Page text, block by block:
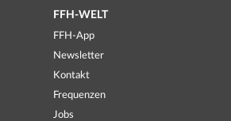
FFH-WELT
FFH-App
Newsletter
Kontakt
Frequenzen
Jobs